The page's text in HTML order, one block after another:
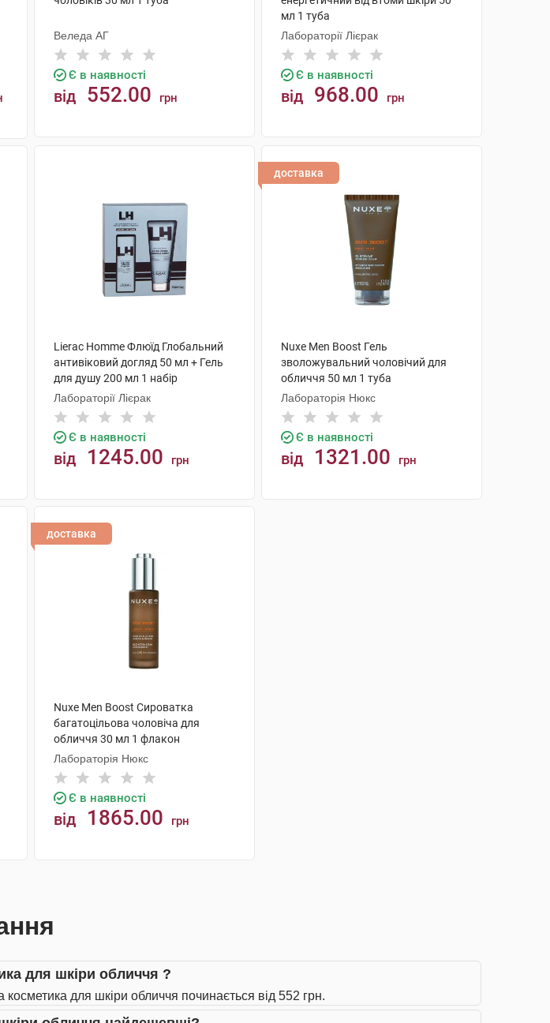
Веледа АГ
Є в наявності
від 552.00 грн
мл 1 туба
Лабораторії Лієрак
Є в наявності
від 968.00 грн
Lierac Homme Флюїд Глобальний
антивіковий догляд 50 мл + Гель
для душу 200 мл 1 набір
Лабораторії Лієрак
Є в наявності
від 1245.00 грн
доставка
Nuxe Men Boost Гель
зволожувальний чоловічий для
обличчя 50 мл 1 туба
Лабораторія Нюкс
Є в наявності
від 1321.00 грн
доставка
Nuxe Men Boost Сироватка
багатоцільова чоловіча для
обличчя 30 мл 1 флакон
Лабораторія Нюкс
Є в наявності
від 1865.00 грн
для шкіри обличчя ?
косметика для шкіри обличчя починається від 552 грн.